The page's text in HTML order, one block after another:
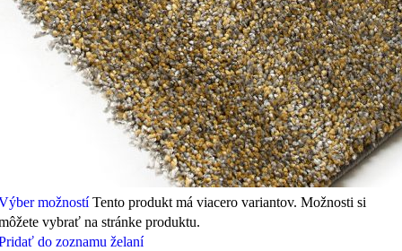
možností Tento produkt má viacero variantov. Možnosti si
vybrať na stránke produktu.
do zoznamu želaní